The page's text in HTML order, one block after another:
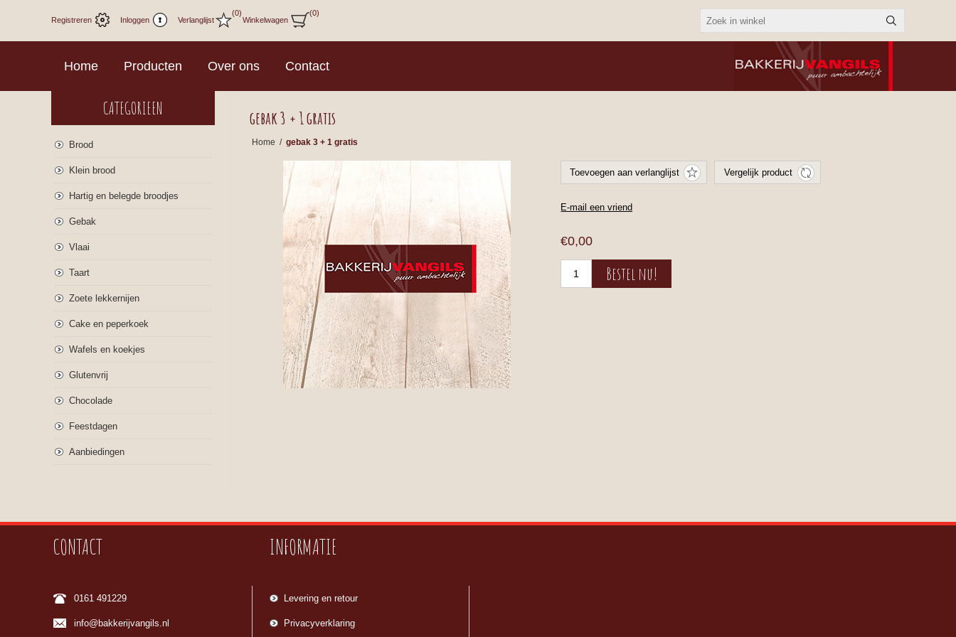
Registreren Inloggen Verlanglijst
(0)
Winkelwagen
(0)
Home Producten Over ons Contact
gebak 3 + 1 gratis
Home / gebak 3 + 1 gratis
€0,00
CATEGORIEEN
Brood
Klein brood
Hartig en belegde broodjes
Gebak
Vlaai
Taart
Zoete lekkernijen
Cake en peperkoek
Wafels en koekjes
Glutenvrij
Chocolade
Feestdagen
Aanbiedingen
CONTACT
0161 491229
info@bakkerijvangils.nl
INFORMATIE
Levering en retour
Privacyverklaring